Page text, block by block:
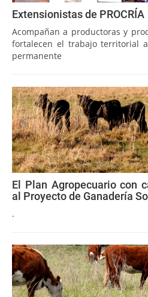
Extensionistas de PROCRÍA
Acompañan a productoras y
fortalecen el trabajo territorial
permanente
El Plan Agropecuario con
al Proyecto de Ganadería
.